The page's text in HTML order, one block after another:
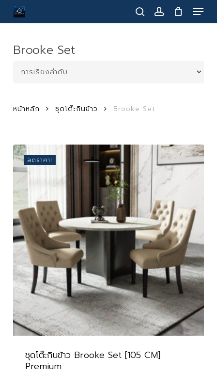
Skip
content
searchaccount
Menu
Brooke Set
หน้าหลัก ชุดโต๊ะกินข้าว Brooke Set
ลดราคา!
ชุดโต๊ะกินข้าว Brooke Set [105 CM]
Premium